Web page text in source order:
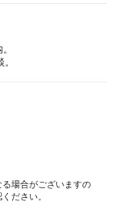
場合がございますの
ださい。